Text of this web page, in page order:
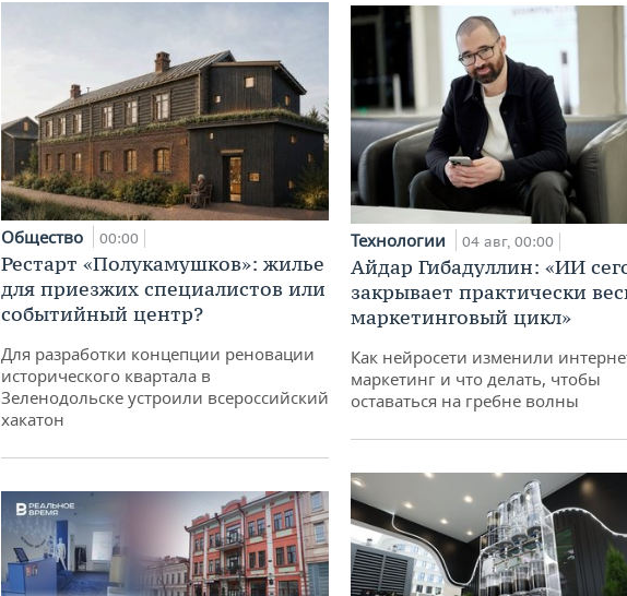
Общество 00:00
Рестарт «Полукамушков»: жилье
для приезжих специалистов или
событийный центр?
Для разработки концепции реновации
исторического квартала в
Зеленодольске устроили всероссийский
хакатон
Технологии 04 авг, 00:00
Айдар Гибадуллин: «ИИ
закрывает практически
маркетинговый цикл»
Как нейросети изменили
маркетинг и что делать, чтобы
оставаться на гребне волны